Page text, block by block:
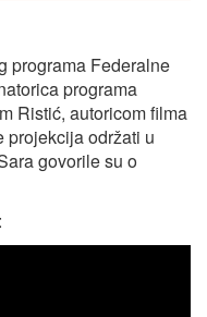
programa Federalne
programa
Ristić, autoricom filma
projekcija održati u
govorile su o